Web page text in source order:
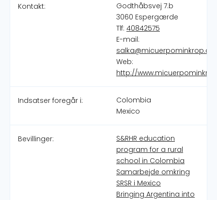
Kontakt:
Godthåbsvej 7.b
3060 Espergærde
Tlf: 40842575
E-mail:
salka@micuerpominkrop.dk
Web:
http://
Indsatser foregår i:
Colombia
Mexico
Bevillinger:
S&RHR education
program for a rural
school in Colombia
Samarbejde omkring
SRSR i Mexico
Bringing Argentina into